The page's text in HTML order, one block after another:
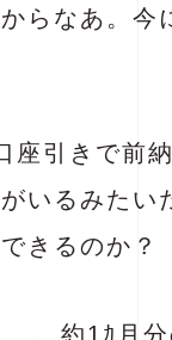
らなあ。今
座引きで前
いるみたい
きるのか？
。約1ｶ月